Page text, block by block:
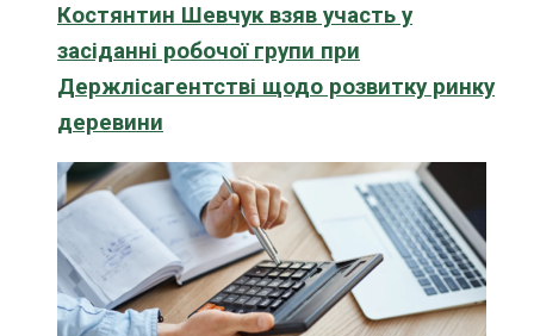
Костянтин Шевчук взяв участь у
засіданні робочої групи при
Держлісагентстві щодо розвитку ринку
деревини